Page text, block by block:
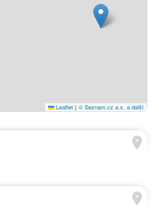
Leaflet | © Seznam.cz a.s. a další